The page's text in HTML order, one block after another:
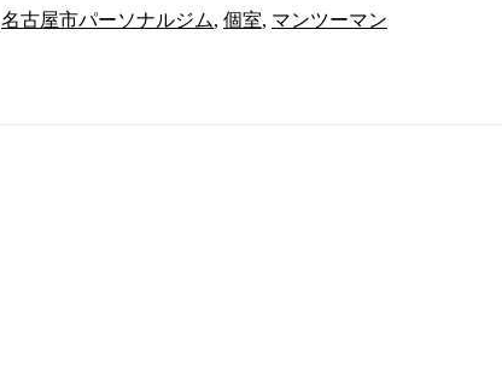
名古屋市パーソナルジム, 個室, マンツーマン